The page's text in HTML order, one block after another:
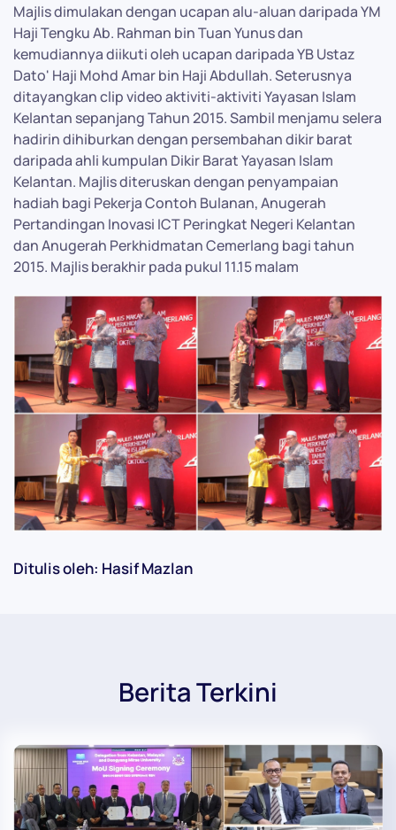
Majlis dimulakan dengan ucapan alu-aluan daripada YM
Haji Tengku Ab. Rahman bin Tuan Yunus dan
kemudiannya diikuti oleh ucapan daripada YB Ustaz
Dato' Haji Mohd Amar bin Haji Abdullah. Seterusnya
ditayangkan clip video aktiviti-aktiviti Yayasan Islam
Kelantan sepanjang Tahun 2015. Sambil menjamu selera
hadirin dihiburkan dengan persembahan dikir barat
daripada ahli kumpulan Dikir Barat Yayasan Islam
Kelantan. Majlis diteruskan dengan penyampaian
hadiah bagi Pekerja Contoh Bulanan, Anugerah
Pertandingan Inovasi ICT Peringkat Negeri Kelantan
dan Anugerah Perkhidmatan Cemerlang bagi tahun
2015. Majlis berakhir pada pukul 11.15 malam
Ditulis oleh: Hasif Mazlan
Berita Terkini